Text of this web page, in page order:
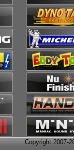
Copyright 2007-